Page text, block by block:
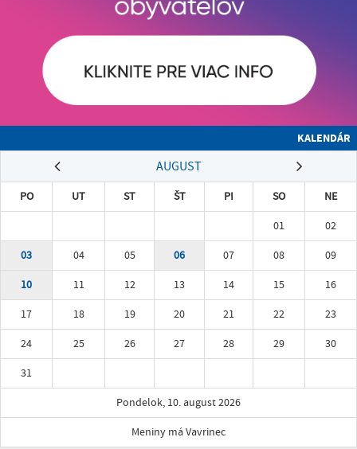
KALENDÁR
AUGUST
PO UT ST ŠT PI SO
NE
01
02
03
04 05 06 07 08
09
10
11 12 13 14 15
16
17
18 19 20 21 22
23
24
25 26 27 28 29
30
31
Pondelok, 10. august 2026
Meniny má Vavrinec